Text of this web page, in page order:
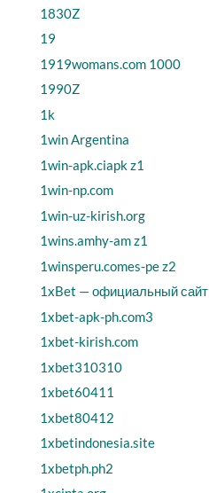
1830Z
19
1919womans.com 1000
1990Z
1k
1win Argentina
1win-apk.ciapk z1
1win-np.com
1win-uz-kirish.org
1wins.amhy-am z1
1winsperu.comes-pe z2
1xBet — официальный сайт
1xbet-apk-ph.com3
1xbet-kirish.com
1xbet310310
1xbet60411
1xbet80412
1xbetindonesia.site
1xbetph.ph2